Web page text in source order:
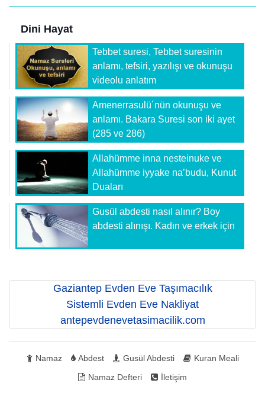
Dini Hayat
Tebbet suresi, Tebbet suresinin
anlamı, tefsiri, yazılışı ve okunuşu
videolu anlatım
Amenerrasulü´nün okunuşu ve
anlamı. Bakara Suresi son iki ayet
(285 ve 286)
Allahümme inna nesteinuke ve
Allahümme iyyake na’budu, Kunut
Duaları
Gusül abdesti nasıl alınır? Boy
abdesti alınışı. Kadın ve erkek için
Gaziantep Evden Eve Taşımacılık
Sistemli Evden Eve Nakliyat
antepevdenevetasimacilik.com
Namaz Abdest Gusül Abdesti
Kuran Meali
Namaz Defteri
İletişim